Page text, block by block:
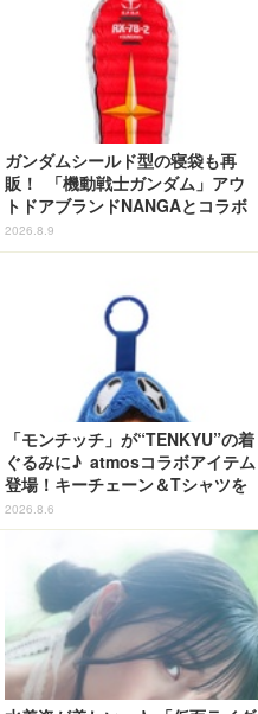
ガンダムシールド型の寝袋も再
販！ 「機動戦士ガンダム」アウ
トドアブランドNANGAとコラボ
したアパレルがカッコいい！ 日
常使いしやすいシンプルなデザイ
2026.8.9
「モンチッチ」が“TENKYU”の着
ぐるみに♪ atmosコラボアイテム
登場！キーチェーン＆Tシャツを
展開
2026.8.6